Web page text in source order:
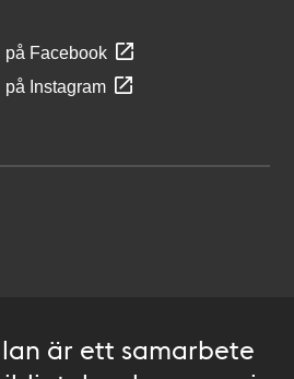
på Facebook
Instagram
är ett samarbete